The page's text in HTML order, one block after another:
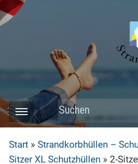
Skip
to
main
content
Toggle
menu
Search
for:
Start» Strandkorbhüllen –
Sitzer XL Schutzhüllen» 2-